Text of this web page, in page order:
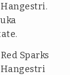
Sparks